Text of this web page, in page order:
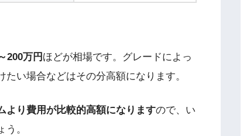
200万円 ほどが相場です。グレードによっ
い場合などはその分高額になります。
より費用が比較的高額になりますので、い
。